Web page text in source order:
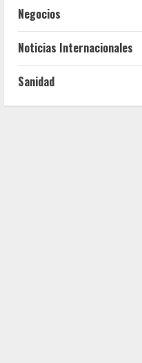
Negocios
Noticias Internacionales
Sanidad